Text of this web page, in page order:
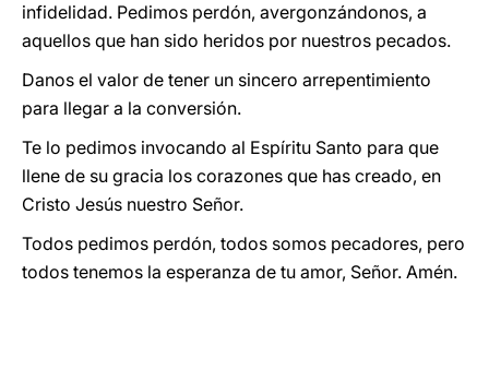
infidelidad. Pedimos perdón, avergonzándonos, a
aquellos que han sido heridos por nuestros pecados.
Danos el valor de tener un sincero arrepentimiento
para llegar a la conversión.
Te lo pedimos invocando al Espíritu Santo para que
llene de su gracia los corazones que has creado, en
Cristo Jesús nuestro Señor.
Todos pedimos perdón, todos somos pecadores, pero
todos tenemos la esperanza de tu amor, Señor. Amén.